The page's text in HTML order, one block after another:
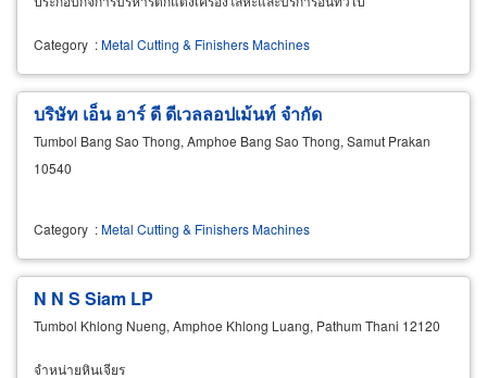
Category :Metal Cutting & Finishers Machines
บริษัท เอ็น อาร์ ดี ดีเวลลอปเม้นท์ จำกัด
Tumbol Bang Sao Thong, Amphoe Bang Sao Thong, Samut Prakan
10540
Category :Metal Cutting & Finishers Machines
N N S Siam LP
Tumbol Khlong Nueng, Amphoe Khlong Luang, Pathum Thani 12120
จำหน่ายหินเจียร